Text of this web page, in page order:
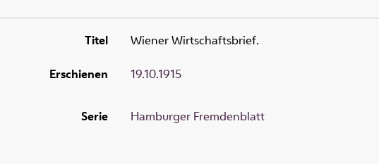
Titel Wiener Wirtschaftsbrief.
Erschienen 19.10.1915
Serie Hamburger Fremdenblatt